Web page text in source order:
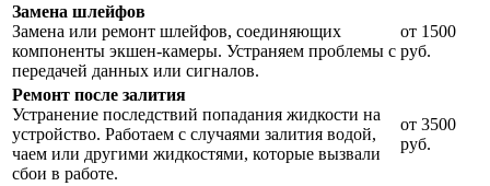
Замена шлейфов
Замена или ремонт шлейфов, соединяющих
компоненты экшен-камеры. Устраняем проблемы с
передачей данных или сигналов.
от 1500
руб.
Ремонт после залития
Устранение последствий попадания жидкости на
устройство. Работаем с случаями залития водой,
чаем или другими жидкостями, которые вызвали
сбои в работе.
от 3500
руб.